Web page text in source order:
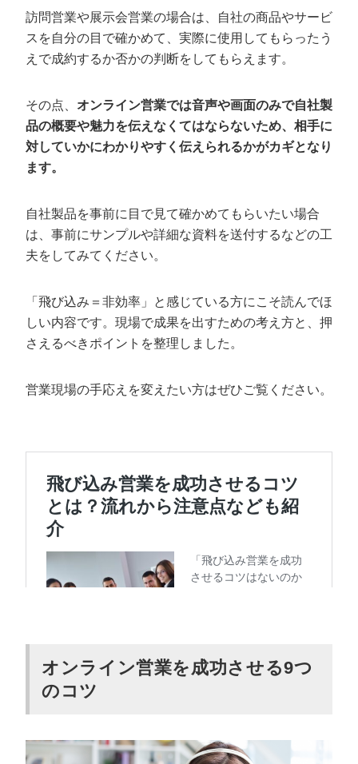
訪問営業や展示会営業の場合は、自社の商品やサービ
スを自分の目で確かめて、実際に使用してもらったう
えで成約するか否かの判断をしてもらえます。
その点、 オンライン営業では音声や画面のみで自社製
品の概要や魅力を伝えなくてはならないため、相手に
対していかにわかりやすく伝えられるかがカギとなり
ます。
自社製品を事前に目で見て確かめてもらいたい場合
は、事前にサンプルや詳細な資料を送付するなどの工
夫をしてみてください。
「飛び込み＝非効率」と感じている方にこそ読んでほ
しい内容です。現場で成果を出すための考え方と、押
さえるべきポイントを整理しました。
営業現場の手応えを変えたい方はぜひご覧ください。
オンライン営業を成功させる9つ
のコツ